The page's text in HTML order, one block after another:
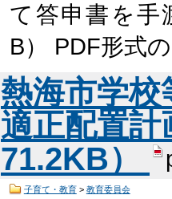
て答申書を手
B） PDF形式
熱海市学校
適正配置
71.2KB）
子育て・教育> 教育委員会